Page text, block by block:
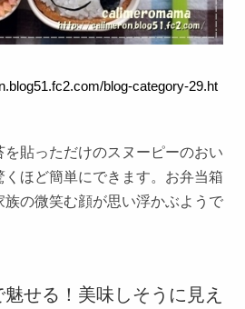
blog-category-29.ht
を貼っただけのスヌーピーのおい
ほど簡単にできます。お弁当箱
族の微笑む顔が思い浮かぶようで
せる！美味しそうに見え